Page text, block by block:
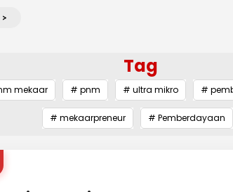
>
Tag
mekaar # pnm # ultra mikro #
# mekaarpreneur # Pemberdayaan